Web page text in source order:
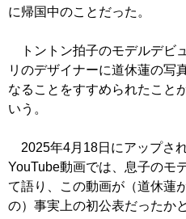
に帰国中のことだった。
トントン拍子のモデルデビ
リのデザイナーに道休蓮の写
なることをすすめられたこと
いう。
2025年4月18日にアップさ
YouTube動画では、息子のモ
て語り、この動画が（道休蓮
の）事実上の初公表だったか